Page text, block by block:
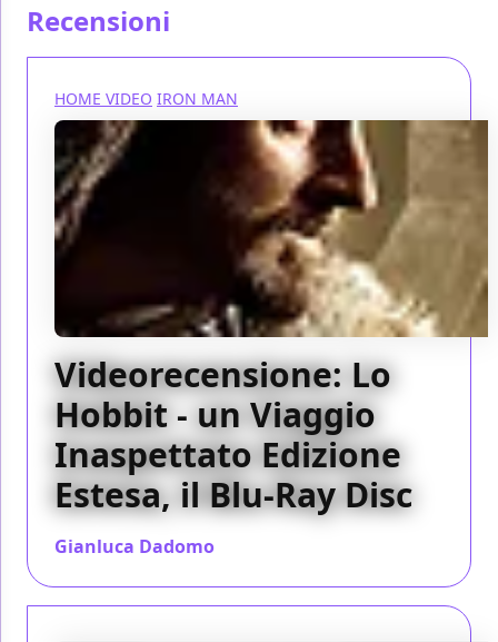
Recensioni
HOME VIDEO IRON MAN
Videorecensione: Lo
Hobbit - un Viaggio
Inaspettato Edizione
Estesa, il Blu-Ray Disc
Gianluca Dadomo